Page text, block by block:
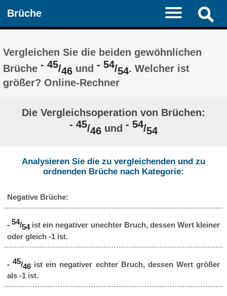
Brüche
Vergleichen Sie die beiden gewöhnlichen
Brüche- 45/46 und- 54/54. Welcher ist
größer? Online-Rechner
Die Vergleichsoperation von Brüchen:
- 45/46 und - 54/54
Analysieren Sie die zu vergleichenden und zu
ordnenden Brüche nach Kategorie:
Negative Brüche:
- 54/54 ist ein negativer unechter Bruch, dessen Wert kleiner
oder gleich -1 ist.
- 45/46ist ein negativer echter Bruch, dessen Wert größer
als -1 ist.